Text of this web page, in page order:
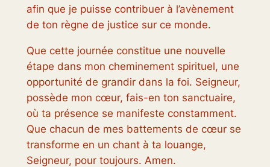
afin que je puisse contribuer à l’avènement
de ton règne de justice sur ce monde.
Que cette journée constitue une nouvelle
étape dans mon cheminement spirituel, une
opportunité de grandir dans la foi. Seigneur,
possède mon cœur, fais-en ton sanctuaire,
où ta présence se manifeste constamment.
Que chacun de mes battements de cœur se
transforme en un chant à ta louange,
Seigneur, pour toujours. Amen.